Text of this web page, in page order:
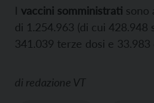
I vaccini somministrati sono
di 1.254.963 (di cui 428.948
341.039 terze dosi e 33.983
di redazione VT